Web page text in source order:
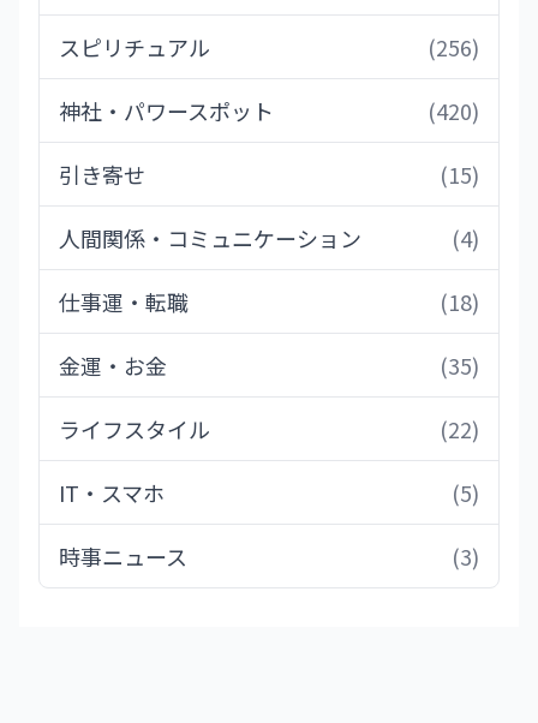
スピリチュアル (256)
神社・パワースポット (420)
引き寄せ (15)
人間関係・コミュニケーション (4)
仕事運・転職 (18)
金運・お金 (35)
ライフスタイル (22)
IT・スマホ (5)
時事ニュース (3)